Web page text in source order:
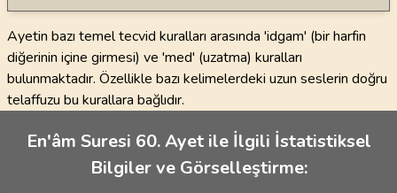
Ayetin bazı temel tecvid kuralları arasında 'idgam' (bir harfin
diğerinin içine girmesi) ve 'med' (uzatma) kuralları
bulunmaktadır. Özellikle bazı kelimelerdeki uzun seslerin doğru
telaffuzu bu kurallara bağlıdır.
En'âm Suresi 60. Ayet ile İlgili İstatistiksel
Bilgiler ve Görselleştirme: